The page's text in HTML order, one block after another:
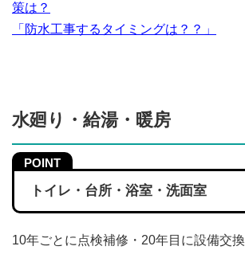
策は？
「防水工事するタイミングは？？」
水廻り・給湯・暖房
トイレ・台所・浴室・洗面室
10年ごとに点検補修・20年目に設備交換